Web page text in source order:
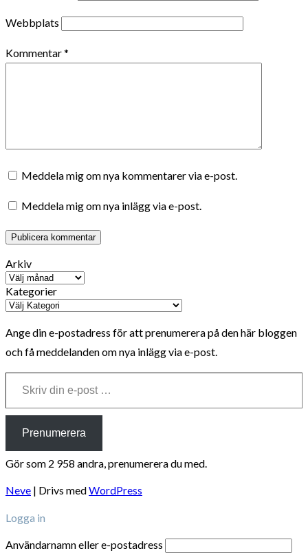
Webbplats
Kommentar*
Meddela mig om nya kommentarer via e-post.
Meddela mig om nya inlägg via e-post.
Arkiv
Kategorier
Ange din e-postadress för att prenumerera på den här bloggen
och få meddelanden om nya inlägg via e-post.
Skriv din e-post …
Prenumerera
Gör som 2 958 andra, prenumerera du med.
Neve | Drivs medWordPress
Logga in
Användarnamn eller e-postadress